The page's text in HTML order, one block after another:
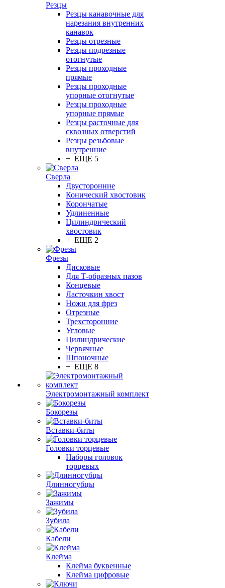
Резцы
Резцы канавочные для
нарезания внутренних
канавок
Резцы отрезные
Резцы подрезные
отогнутые
Резцы проходные
прямые
Резцы проходные
упорные отогнутые
Резцы проходные
упорные прямые
Резцы расточные для
сквозных отверстий
Резцы резьбовые
внутренние
+ ЕЩЕ 5
Сверла
Двусторонние
Конический хвостовик
Корончатые
Удлиненные
Цилиндрический
хвостовик
+ ЕЩЕ 2
Фрезы
Дисковые
Для Т-образных пазов
Концевые
Ласточкин хвост
Ножи для фрез
Отрезные
Трехсторонние
Угловые
Цилиндрические
Червячные
Шпоночные
+ ЕЩЕ 8
Электромонтажный комплект
Бокорезы
Вставки-биты
Головки торцевые
Наборы головок
торцевых
Длинногубцы
Зажимы
Зубила
Кабели
Клейма
Клейма буквенные
Клейма цифровые